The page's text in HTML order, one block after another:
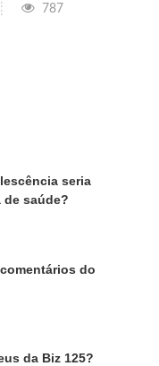
787
seria
de saúde?
do
da Biz 125?